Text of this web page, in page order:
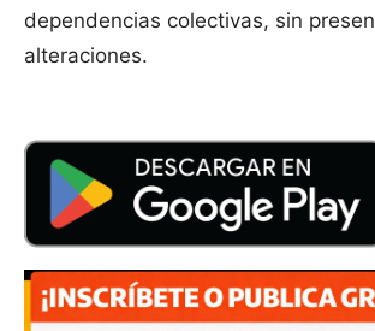
dependencias colectivas, sin
alteraciones.